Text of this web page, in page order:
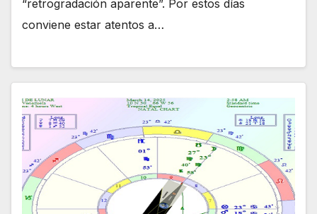
“retrogradación aparente”. Por estos días
conviene estar atentos a…